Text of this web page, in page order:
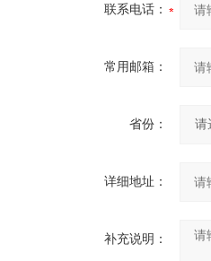
联系电话：
常用邮箱：
省份：
详细地址：
补充说明：